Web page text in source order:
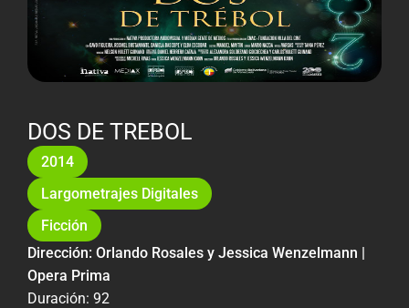
DOS DE TREBOL
2014
Largometrajes Digitales
Ficción
Dirección: Orlando Rosales y Jessica Wenzelmann |
Opera Prima
Duración: 92